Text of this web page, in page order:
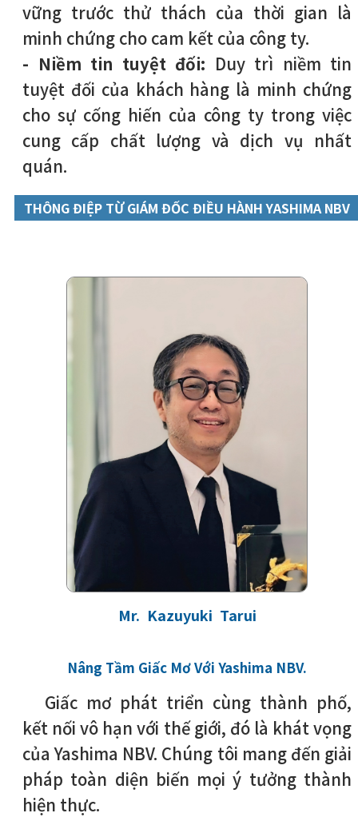
vững trước thử thách của thời gian là
minh chứng cho cam kết của công ty.
- Niềm tin tuyệt đối: Duy trì niềm tin
tuyệt đối của khách hàng là minh chứng
cho sự cống hiến của công ty trong việc
cung cấp chất lượng và dịch vụ nhất
quán.
THÔNG ĐIỆP TỪ GIÁM ĐỐC ĐIỀU HÀNH YASHIMA NBV
Mr. Kazuyuki Tarui
Nâng Tầm Giấc Mơ Với Yashima NBV.
Giấc mơ phát triển cùng thành phố,
kết nối vô hạn với thế giới, đó là khát vọng
của Yashima NBV. Chúng tôi mang đến giải
pháp toàn diện biến mọi ý tưởng thành
hiện thực.